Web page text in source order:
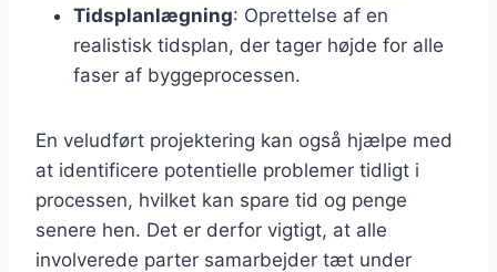
Tidsplanlægning: Oprettelse af en
realistisk tidsplan, der tager højde for alle
faser af byggeprocessen.
En veludført projektering kan også hjælpe med
at identificere potentielle problemer tidligt i
processen, hvilket kan spare tid og penge
senere hen. Det er derfor vigtigt, at alle
involverede parter samarbejder tæt under